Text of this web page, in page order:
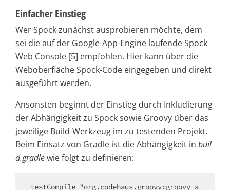
Einfacher Einstieg
Wer Spock zunächst ausprobieren möchte, dem
sei die auf der Google-App-Engine laufende Spock
Web Console [5] empfohlen. Hier kann über die
Weboberfläche Spock-Code eingegeben und direkt
ausgeführt werden.
Ansonsten beginnt der Einstieg durch Inkludierung
der Abhängigkeit zu Spock sowie Groovy über das
jeweilige Build-Werkzeug im zu testenden Projekt.
Beim Einsatz von Gradle ist die Abhängigkeit in buil
d.gradlewie folgt zu definieren:
testCompile "org.codehaus.groovy:groovy-a